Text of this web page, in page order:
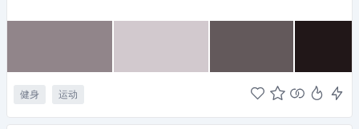
健身 运动